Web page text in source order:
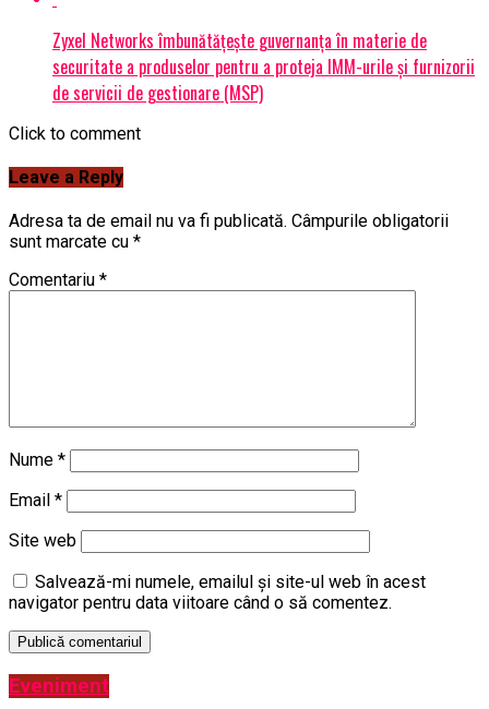
Zyxel Networks îmbunătățește guvernanța în materie de
securitate a produselor pentru a proteja IMM-urile și furnizorii
de servicii de gestionare (MSP)
Click to comment
Leave a Reply
Adresa ta de email nu va fi publicată. Câmpurile obligatorii
sunt marcate cu *
Comentariu *
Nume *
Email *
Site web
Salvează-mi numele, emailul și site-ul web în acest
navigator pentru data viitoare când o să comentez.
Eveniment